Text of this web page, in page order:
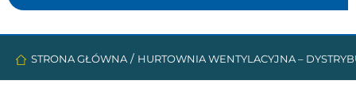
STRONA GŁÓWNA / HURTOWNIA WENTYLACYJNA –